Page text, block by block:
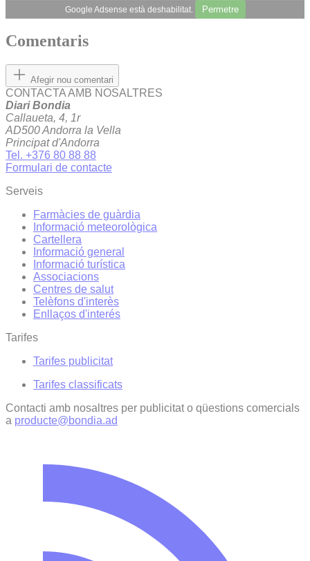
Google Adsense està deshabilitat. Permetre
Comentaris
Afegir nou comentari
CONTACTA AMB NOSALTRES
Diari Bondia
Callaueta, 4, 1r
AD500 Andorra la Vella
Principat d'Andorra
Tel. +376 80 88 88
Formulari de contacte
Serveis
Farmàcies de guàrdia
Informació meteorològica
Cartellera
Informació general
Informació turística
Associacions
Centres de salut
Telèfons d'interès
Enllaços d'interés
Tarifes
Tarifes publicitat
Tarifes classificats
Contacti amb nosaltres per publicitat o qüestions comercials
a producte@bondia.ad